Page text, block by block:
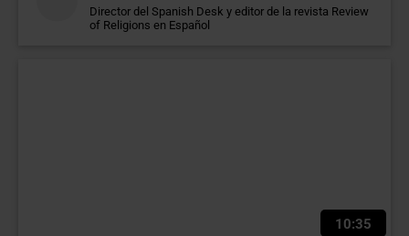
Director del Spanish Desk y editor de la revista Review
of Religions en Español
10:35